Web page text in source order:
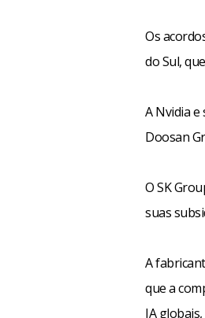
Os
do Sul,
A Nvidia e
Doosan
O SK
suas
A
que a
IA